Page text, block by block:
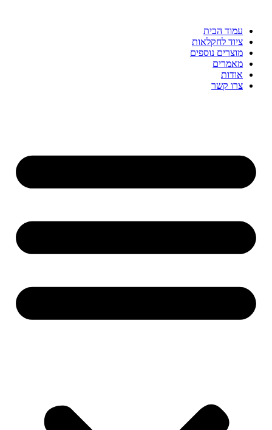
עמוד הבית
ציוד לחקלאות
מוצרים נוספים
מאמרים
אודות
צרו קשר